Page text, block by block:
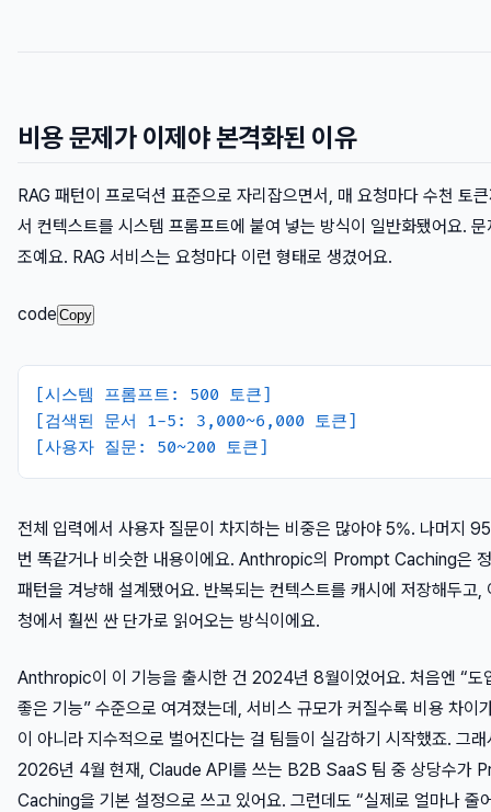
비용 문제가 이제야 본격화된 이유
RAG 패턴이 프로덕션 표준으로 자리잡으면서, 매 요청마다 수천 토
서 컨텍스트를 시스템 프롬프트에 붙여 넣는 방식이 일반화됐어요. 문
조예요. RAG 서비스는 요청마다 이런 형태로 생겼어요.
code Copy
[시스템 프롬프트: 500 토큰]
[검색된 문서 1-5: 3,000~6,000 토큰]
[사용자 질문: 50~200 토큰]
전체 입력에서 사용자 질문이 차지하는 비중은 많아야 5%. 나머지
번 똑같거나 비슷한 내용이에요. Anthropic의 Prompt Caching은
패턴을 겨냥해 설계됐어요. 반복되는 컨텍스트를 캐시에 저장해두고,
청에서 훨씬 싼 단가로 읽어오는 방식이에요.
Anthropic이 이 기능을 출시한 건 2024년 8월이었어요. 처음엔 “도
좋은 기능” 수준으로 여겨졌는데, 서비스 규모가 커질수록 비용 차이
이 아니라 지수적으로 벌어진다는 걸 팀들이 실감하기 시작했죠. 그래
2026년 4월 현재, Claude API를 쓰는 B2B SaaS 팀 중 상당수가
Caching을 기본 설정으로 쓰고 있어요. 그런데도 “실제로 얼마나 줄